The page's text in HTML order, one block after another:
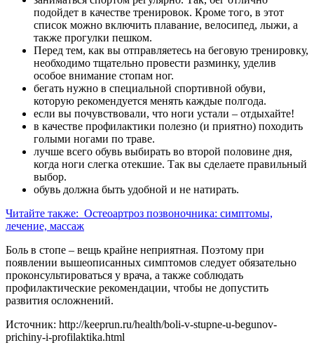
подойдет в качестве тренировок. Кроме того, в этот
список можно включить плавание, велосипед, лыжи, а
также прогулки пешком.
Перед тем, как вы отправляетесь на беговую тренировку,
необходимо тщательно провести разминку, уделив
особое внимание стопам ног.
бегать нужно в специальной спортивной обуви,
которую рекомендуется менять каждые полгода.
если вы почувствовали, что ноги устали – отдыхайте!
в качестве профилактики полезно (и приятно) походить
голыми ногами по траве.
лучше всего обувь выбирать во второй половине дня,
когда ноги слегка отекшие. Так вы сделаете правильный
выбор.
обувь должна быть удобной и не натирать.
Читайте также: Остеоартроз позвоночника: симптомы,
лечение, массаж
Боль в стопе – вещь крайне неприятная. Поэтому при
появлении вышеописанных симптомов следует обязательно
проконсультироваться у врача, а также соблюдать
профилактические рекомендации, чтобы не допустить
развития осложнений.
Источник: http://keeprun.ru/health/boli-v-stupne-u-begunov-
prichiny-i-profilaktika.html